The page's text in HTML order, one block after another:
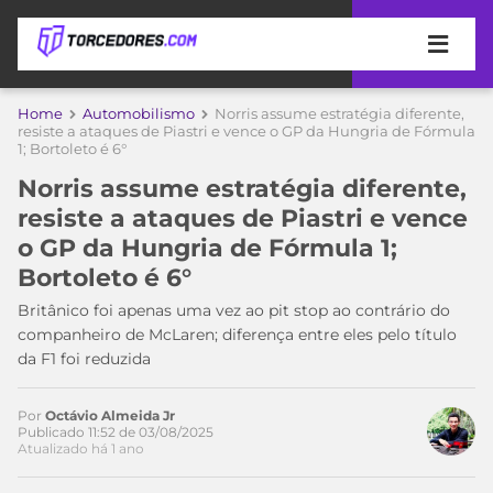
APOSTAS
DICAS
APOSTA
MELHORES
SITES
DE
APOSTAS
2026
CÓDIGO
PROMOCIONAL
ÚLTIMAS
COPA
DO
MUNDO
TIMES
MEU
TIME
CAMPEONATOS
BRASILEIRÃO
MÍDIA
Home Automobilismo
Norris assume estratégia diferente,
resiste a ataques de Piastri e vence o GP da Hungria de Fórmula
1; Bortoleto é 6°
Norris assume estratégia diferente,
resiste a ataques de Piastri e vence
o GP da Hungria de Fórmula 1;
Bortoleto é 6°
Britânico foi apenas uma vez ao pit stop ao contrário do
companheiro de McLaren; diferença entre eles pelo título
da F1 foi reduzida
Acesse o perfil do autor
no Twitter
Por Octávio Almeida Jr
Publicado 11:52 de 03/08/2025
Atualizado há 1 ano